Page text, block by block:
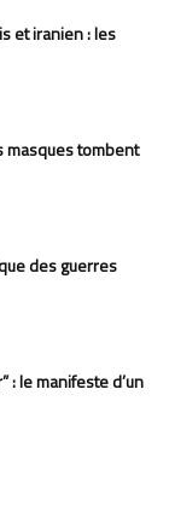
et iranien : les
masques tombent
des guerres
: le manifeste d’un